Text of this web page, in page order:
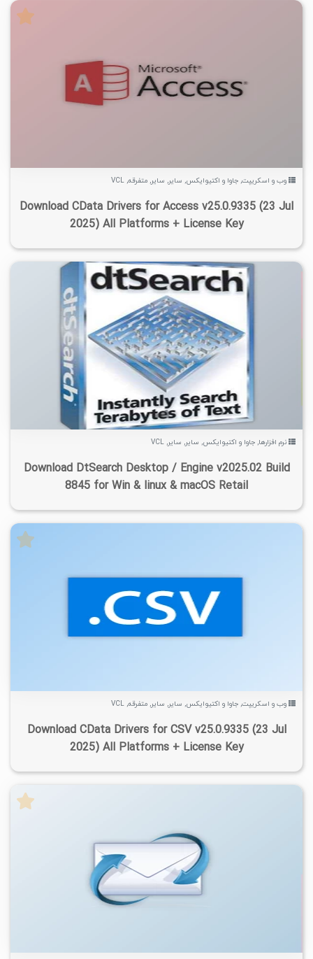
۳/۳۱K ۸/۸۱K ۱۴۰۴/۰۵/۱۳
وب و اسکریپت, جاوا و اکتیوایکس, سایر, سایر, متفرقه,
VCL
Download CData Drivers for Access v25.0.9335 (23 Jul
2025) All Platforms + License Key
۱۴/۹K ۱۴۰۴/۰۹/۱۹
نرم افزارها, جاوا و اکتیوایکس, سایر, سایر,
VCL
Download DtSearch Desktop / Engine v2025.02 Build
8845 for Win & linux & macOS Retail
۱۴۰۴/۰۵/۳۰
وب و اسکریپت, جاوا و اکتیوایکس, سایر, سایر, متفرقه,
VCL
Download CData Drivers for CSV v25.0.9335 (23 Jul
2025) All Platforms + License Key
۷/۲K ۱۴۰۴/۰۶/۰۸